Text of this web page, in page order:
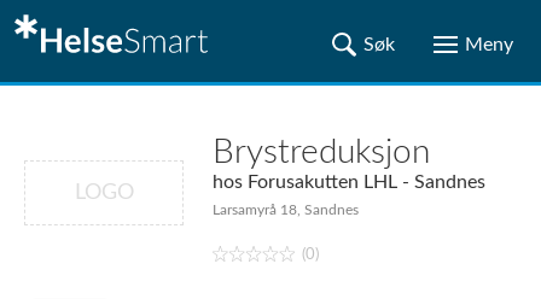
LOGO
Brystreduksjon
hos Forusakutten LHL - Sandnes
Larsamyrå 18, Sandnes
(0)